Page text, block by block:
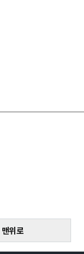
맨위로